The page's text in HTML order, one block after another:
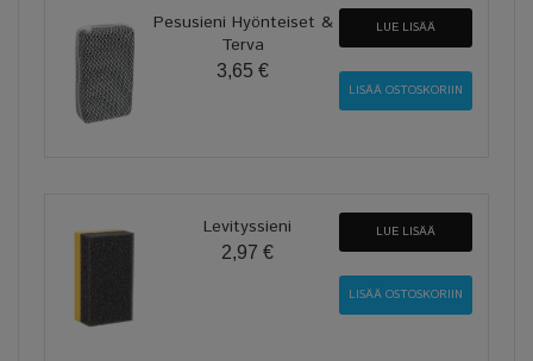
Pesusieni Hyönteiset &
Terva
3,65 €
LUE LISÄÄ
Levityssieni
2,97 €
LUE LISÄÄ